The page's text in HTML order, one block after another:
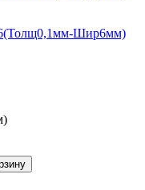
Шир6мм)